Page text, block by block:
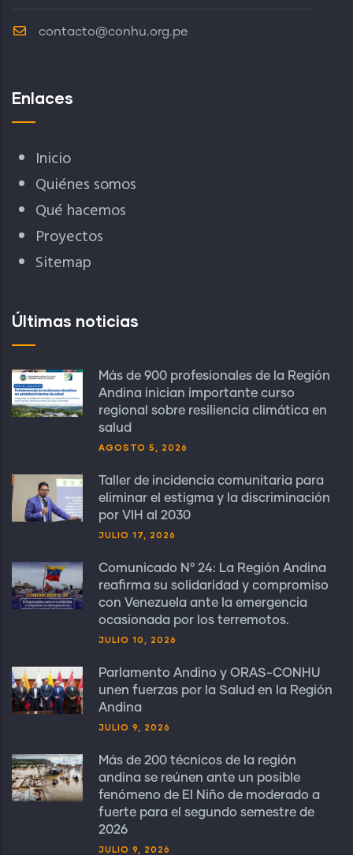
contacto@conhu.org.pe
Enlaces
Inicio
Quiénes somos
Qué hacemos
Proyectos
Sitemap
Últimas noticias
Más de 900 profesionales de la Región
Andina inician importante curso
regional sobre resiliencia climática en
salud
AGOSTO 5, 2026
Taller de incidencia comunitaria para
eliminar el estigma y la discriminación
por VIH al 2030
JULIO 17, 2026
Comunicado N° 24: La Región Andina
reafirma su solidaridad y compromiso
con Venezuela ante la emergencia
ocasionada por los terremotos.
JULIO 10, 2026
Parlamento Andino y ORAS-CONHU
unen fuerzas por la Salud en la Región
Andina
JULIO 9, 2026
Más de 200 técnicos de la región
andina se reúnen ante un posible
fenómeno de El Niño de moderado a
fuerte para el segundo semestre de
2026
JULIO 9, 2026